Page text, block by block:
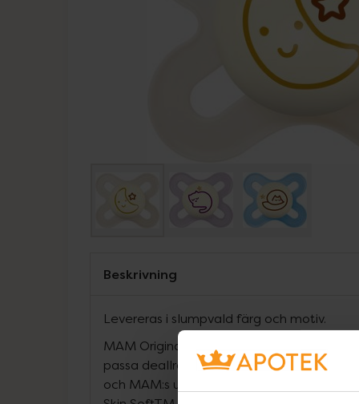
Beskrivning
Levereras i slumpvald färg och motiv.
MAM Original Start Night är en extra
passa deallra minsta. Nappen
och MAM:s unikaknottiga insida. Sugdelen